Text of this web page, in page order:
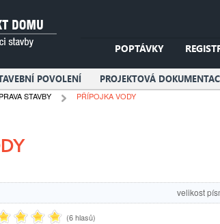
POPTÁVKY
POVOLENÍ PROJEKTOVÁ
STAVBY PŘÍPOJKA VODY
velikost
(6 hlasů)